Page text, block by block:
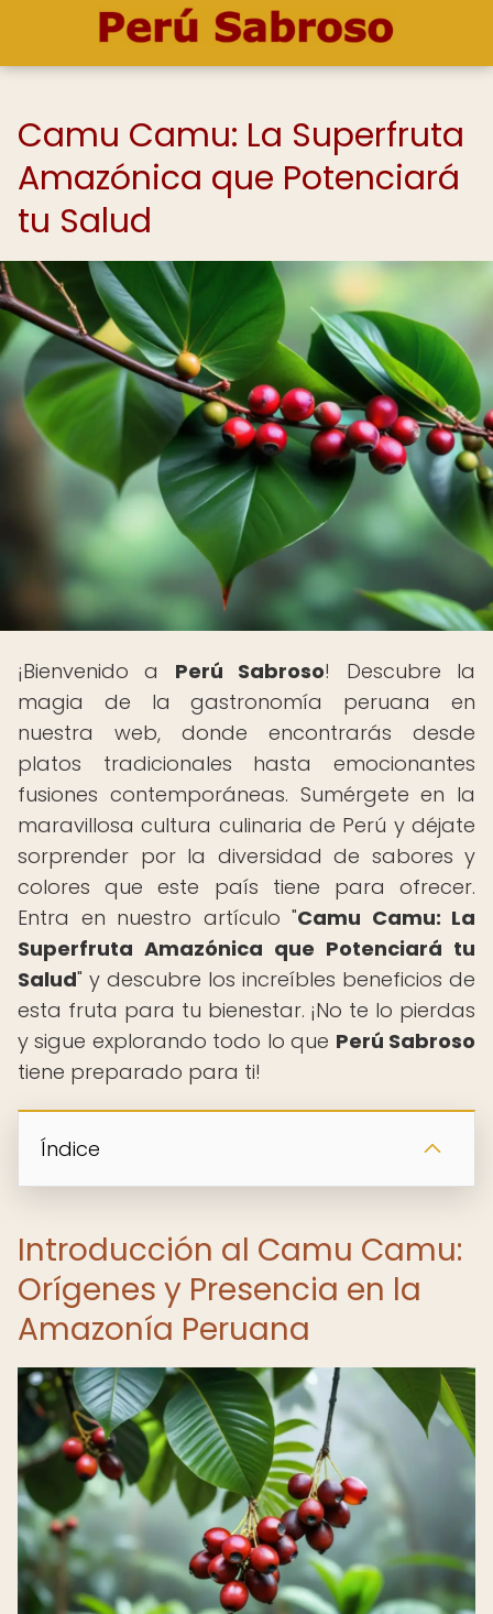
Camu Camu: La Superfruta
Amazónica que Potenciará
tu Salud
¡Bienvenido a Perú Sabroso! Descubre la
magia de la gastronomía peruana en
nuestra web, donde encontrarás desde
platos tradicionales hasta emocionantes
fusiones contemporáneas. Sumérgete en la
maravillosa cultura culinaria de Perú y déjate
sorprender por la diversidad de sabores y
colores que este país tiene para ofrecer.
Entra en nuestro artículo "Camu Camu: La
Superfruta Amazónica que Potenciará tu
Salud" y descubre los increíbles beneficios de
esta fruta para tu bienestar. ¡No te lo pierdas
y sigue explorando todo lo que Perú Sabroso
tiene preparado para ti!
Índice
Introducción al Camu Camu:
Orígenes y Presencia en la
Amazonía Peruana